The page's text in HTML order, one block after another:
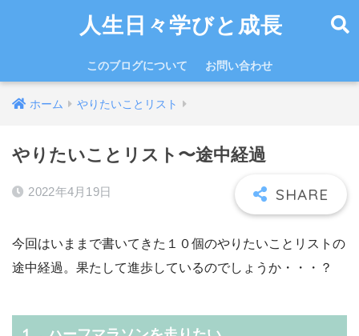
人生日々学びと成長
このブログについて お問い合わせ
ホーム やりたいことリスト
やりたいことリスト〜途中経過
2022年4月19日
今回はいままで書いてきた１０個のやりたいことリストの
途中経過。果たして進歩しているのでしょうか・・・？